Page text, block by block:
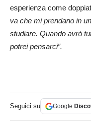
esperienza come
va che mi prendano in
studiare. Quando avrò
potrei pensarci”.
Seguici su Google